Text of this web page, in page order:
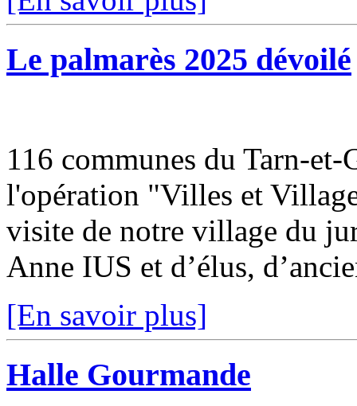
Le palmarès 2025 dévoilé
116 communes du Tarn-
l'opération "Villes et
visite de notre village du
Anne IUS et d’élus,
[En savoir plus]
Halle Gourmande